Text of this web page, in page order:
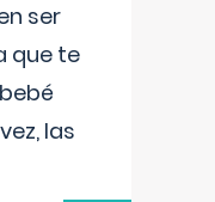
ser
que te
las